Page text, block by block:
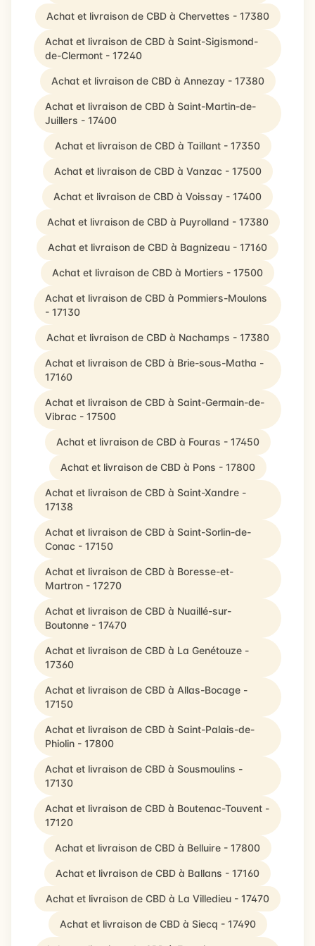
Achat et livraison de CBD à Chervettes - 17380
Achat et livraison de CBD à Saint-Sigismond-
de-Clermont - 17240
Achat et livraison de CBD à Annezay - 17380
Achat et livraison de CBD à Saint-Martin-de-
Juillers - 17400
Achat et livraison de CBD à Taillant - 17350
Achat et livraison de CBD à Vanzac - 17500
Achat et livraison de CBD à Voissay - 17400
Achat et livraison de CBD à Puyrolland - 17380
Achat et livraison de CBD à Bagnizeau - 17160
Achat et livraison de CBD à Mortiers - 17500
Achat et livraison de CBD à Pommiers-Moulons
- 17130
Achat et livraison de CBD à Nachamps - 17380
Achat et livraison de CBD à Brie-sous-Matha -
17160
Achat et livraison de CBD à Saint-Germain-de-
Vibrac - 17500
Achat et livraison de CBD à Fouras - 17450
Achat et livraison de CBD à Pons - 17800
Achat et livraison de CBD à Saint-Xandre -
17138
Achat et livraison de CBD à Saint-Sorlin-de-
Conac - 17150
Achat et livraison de CBD à Boresse-et-
Martron - 17270
Achat et livraison de CBD à Nuaillé-sur-
Boutonne - 17470
Achat et livraison de CBD à La Genétouze -
17360
Achat et livraison de CBD à Allas-Bocage -
17150
Achat et livraison de CBD à Saint-Palais-de-
Phiolin - 17800
Achat et livraison de CBD à Sousmoulins -
17130
Achat et livraison de CBD à Boutenac-Touvent -
17120
Achat et livraison de CBD à Belluire - 17800
Achat et livraison de CBD à Ballans - 17160
Achat et livraison de CBD à La Villedieu - 17470
Achat et livraison de CBD à Siecq - 17490